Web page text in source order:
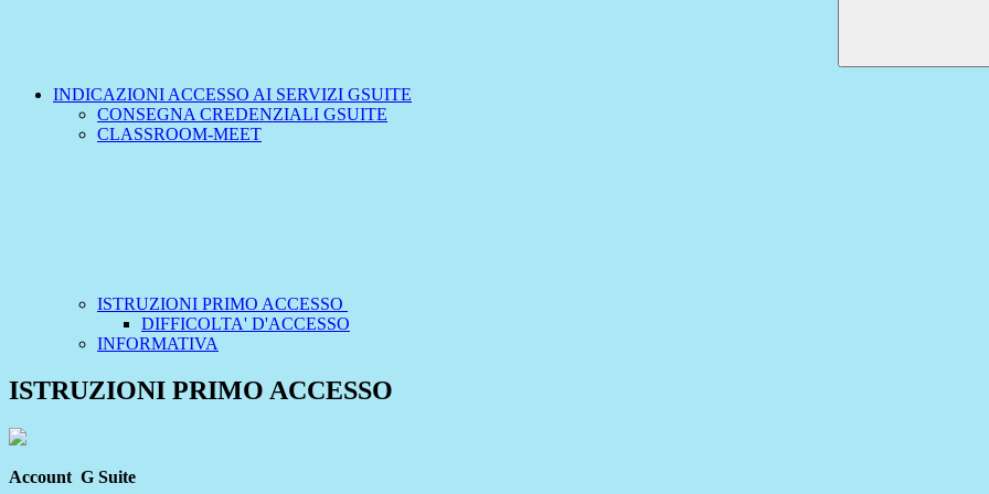
INDICAZIONI ACCESSO AI SERVIZI GSUITE
CONSEGNA CREDENZIALI GSUITE
CLASSROOM-MEET
ISTRUZIONI PRIMO ACCESSO
DIFFICOLTA' D'ACCESSO
INFORMATIVA
ISTRUZIONI PRIMO ACCESSO
Account G Suite